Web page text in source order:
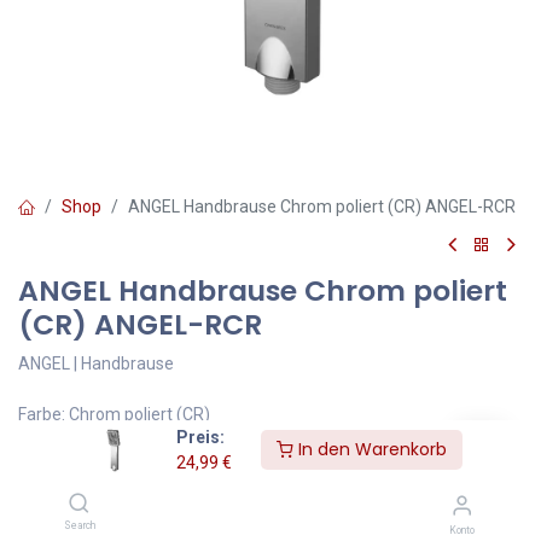
Preis:
24,99 €
In den Warenkorb
Search Konto
Shop ANGEL Handbrause Chrom poliert (CR) ANGEL-RCR
ANGEL Handbrause Chrom poliert
(CR) ANGEL-RCR
ANGEL | Handbrause
Farbe: Chrom poliert (CR)
Die Kollektion OMNIRES ANGEL zeichnet sich durch modernes
Design und Komfort im täglichen Gebrauch aus. Die
minimalistische Form der Handbrause sorgt dafür, dass sie sich